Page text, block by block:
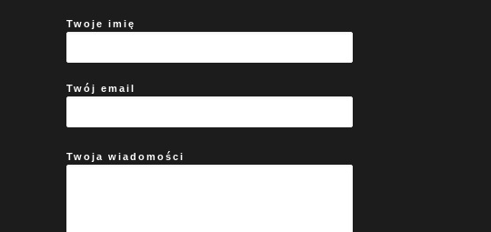
Twoje imię
Twój email
Twoja wiadomości